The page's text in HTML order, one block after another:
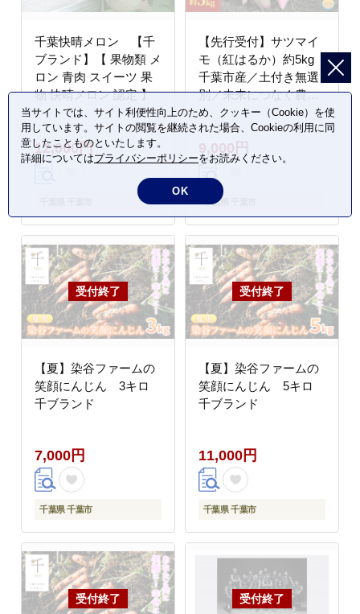
千葉快晴メロン 【千
ブランド】【 果物類 メ
ロン 青肉 スイーツ 果
物 快晴メロン 認定 】
12,000円
【先行受付】サツマイ
モ（紅はるか）約5kg
千葉市産／土付き無選
別／未来につなぐ農業
「つなぐファーム」／
2025年12月上旬頃から
順次発送
9,000円
千葉県 千葉市
【夏】染谷ファームの
笑顔にんじん 3キロ
千ブランド
7,000円
千葉県 千葉市
【夏】染谷ファームの
笑顔にんじん 5キロ
千ブランド
11,000円
千葉県 千葉市
当サイトでは、サイト利便性向上のため、クッキー（Cookie）を使
用しています。サイトの閲覧を継続された場合、Cookieの利用に同
意したことものといたします。
詳細についてはプライバシーポリシーをお読みください。
OK